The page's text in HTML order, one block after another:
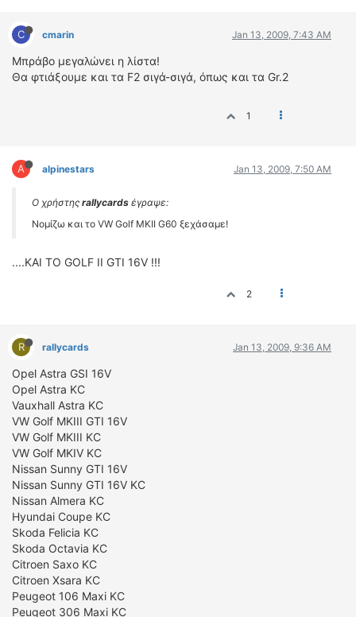
C cmarin Jan 13, 2009, 7:43 AM
Μπράβο μεγαλώνει η λίστα!
Θα φτιάξουμε και τα F2 σιγά-σιγά, όπως και τα Gr.2
1
A alpinestars Jan 13, 2009, 7:50 AM
Ο χρήστης rallycards έγραψε:
Νομίζω και το VW Golf MKII G60 ξεχάσαμε!
....KAI TO GOLF II GTI 16V !!!
2
R rallycards Jan 13, 2009, 9:36 AM
Opel Astra GSI 16V
Opel Astra KC
Vauxhall Astra KC
VW Golf MKIII GTI 16V
VW Golf MKIII KC
VW Golf MKIV KC
Nissan Sunny GTI 16V
Nissan Sunny GTI 16V KC
Nissan Almera KC
Hyundai Coupe KC
Skoda Felicia KC
Skoda Octavia KC
Citroen Saxo KC
Citroen Xsara KC
Peugeot 106 Maxi KC
Peugeot 306 Maxi KC